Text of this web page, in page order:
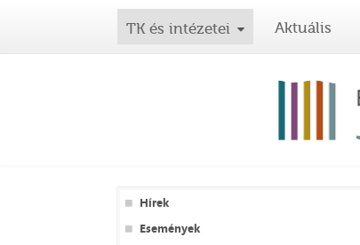
TK és intézetei Aktuális
Hírek
Események